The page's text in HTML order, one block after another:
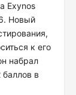
Exynos
Новый
к его
набрал
в